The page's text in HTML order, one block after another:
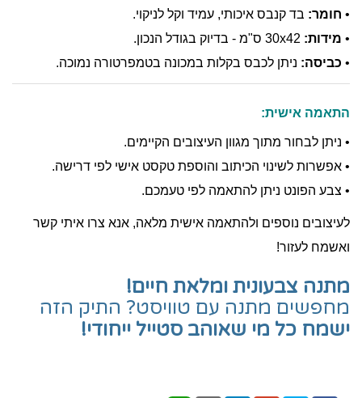
• חומר: בד קנבס איכותי, עמיד וקל לניקוי.
• מידות:
• כביסה: ניתן לכבס בקלות במכונה בטמפרטורה נמוכה.
התאמה אישית:
• ניתן לבחור מתוך מגוון העיצובים הקיימים.
• אפשרות לשינוי הכיתוב והוספת טקסט אישי לפי דרישה.
• צבע הפונט ניתן להתאמה לפי טעמכם.
לעיצובים נוספים ולהתאמה אישית מלאה, אנא צרו איתי קשר
ואשמח לעזור!
מתנה צבעונית ומלאת חיים!
מחפשים מתנה עם טוויסט? התיק הזה
ישמח כל מי שאוהב סטייל ייחודי!